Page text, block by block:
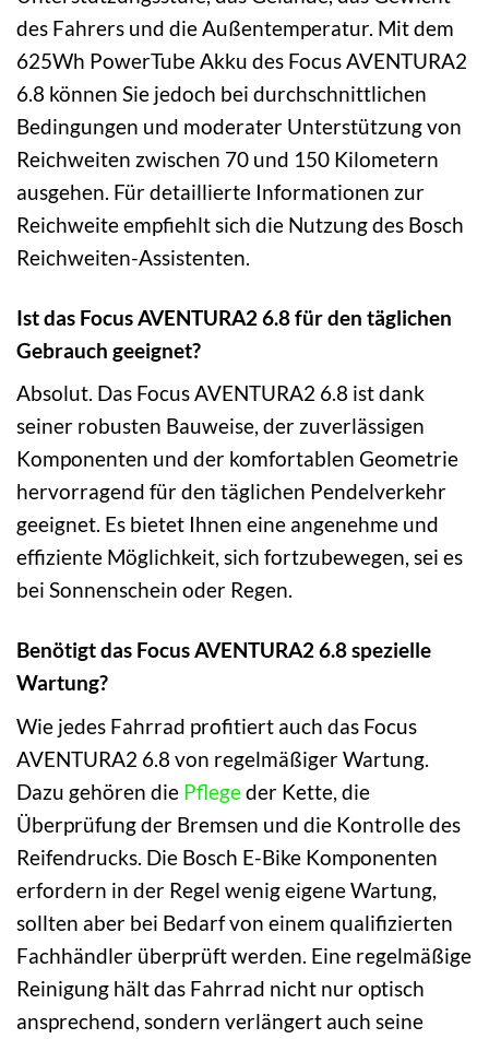
des Fahrers und die Außentemperatur. Mit dem
625Wh PowerTube Akku des Focus AVENTURA2
6.8 können Sie jedoch bei durchschnittlichen
Bedingungen und moderater Unterstützung von
Reichweiten zwischen 70 und 150 Kilometern
ausgehen. Für detaillierte Informationen zur
Reichweite empfiehlt sich die Nutzung des Bosch
Reichweiten-Assistenten.
Ist das Focus AVENTURA2 6.8 für den täglichen
Gebrauch geeignet?
Absolut. Das Focus AVENTURA2 6.8 ist dank
seiner robusten Bauweise, der zuverlässigen
Komponenten und der komfortablen Geometrie
hervorragend für den täglichen Pendelverkehr
geeignet. Es bietet Ihnen eine angenehme und
effiziente Möglichkeit, sich fortzubewegen, sei es
bei Sonnenschein oder Regen.
Benötigt das Focus AVENTURA2 6.8 spezielle
Wartung?
Wie jedes Fahrrad profitiert auch das Focus
AVENTURA2 6.8 von regelmäßiger Wartung.
Dazu gehören die Pflegeder Kette, die
Überprüfung der Bremsen und die Kontrolle des
Reifendrucks. Die Bosch E-Bike Komponenten
erfordern in der Regel wenig eigene Wartung,
sollten aber bei Bedarf von einem qualifizierten
Fachhändler überprüft werden. Eine regelmäßige
Reinigung hält das Fahrrad nicht nur optisch
ansprechend, sondern verlängert auch seine